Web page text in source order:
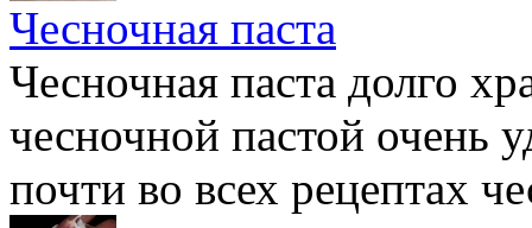
Чесночная паста
Чесночная паста долго
чесночной пастой очень
почти во всех рецептах